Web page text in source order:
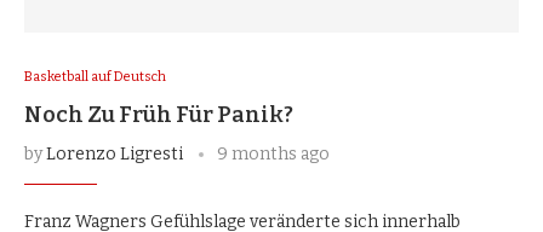
Basketball auf Deutsch
Noch Zu Früh Für Panik?
byLorenzo Ligresti 9 months ago
Franz Wagners Gefühlslage veränderte sich innerhalb